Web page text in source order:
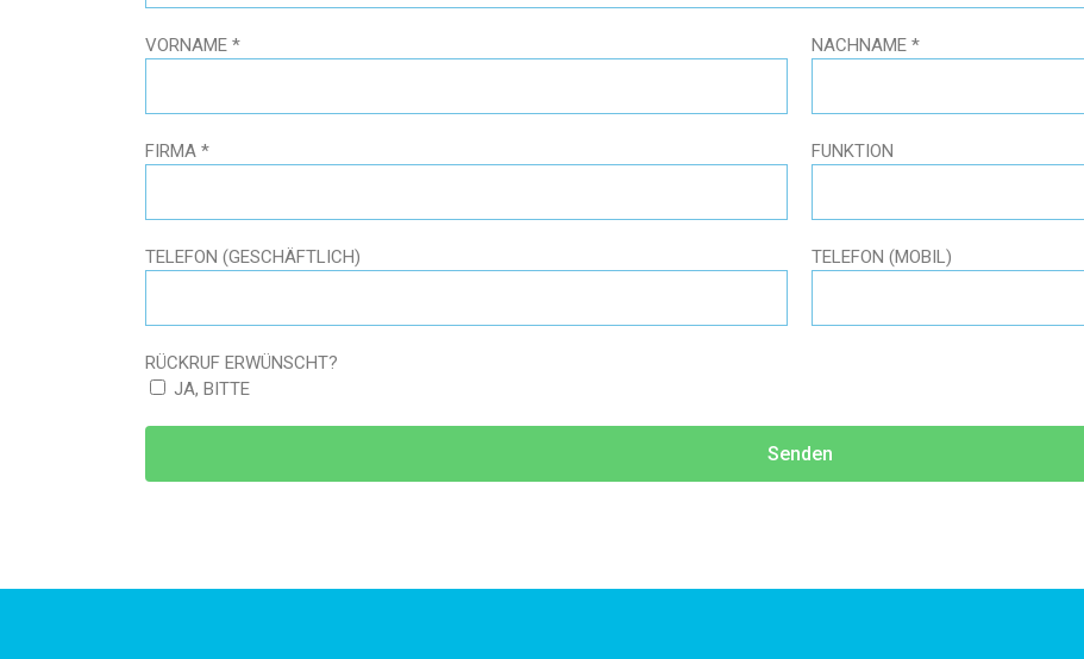
VORNAME NACHNAME
FIRMA FUNKTION
TELEFON (GESCHÄFTLICH) TELEFON (MOBIL)
RÜCKRUF ERWÜNSCHT?
JA, BITTE
Senden